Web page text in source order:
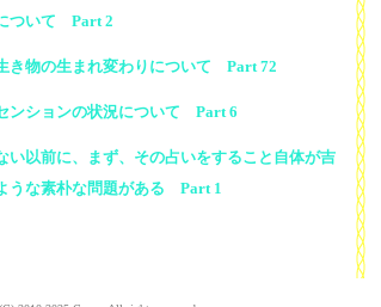
ついて Part 2
き物の生まれ変わりについて Part 72
ンションの状況について Part 6
い以前に、まず、その占いをすること自体が吉
うな素朴な問題がある Part 1